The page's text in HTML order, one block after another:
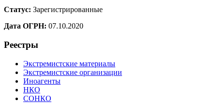
Статус: Зарегистрированные
Дата ОГРН: 07.10.2020
Реестры
Экстремистские материалы
Экстремистские организации
Иноагенты
НКО
СОНКО